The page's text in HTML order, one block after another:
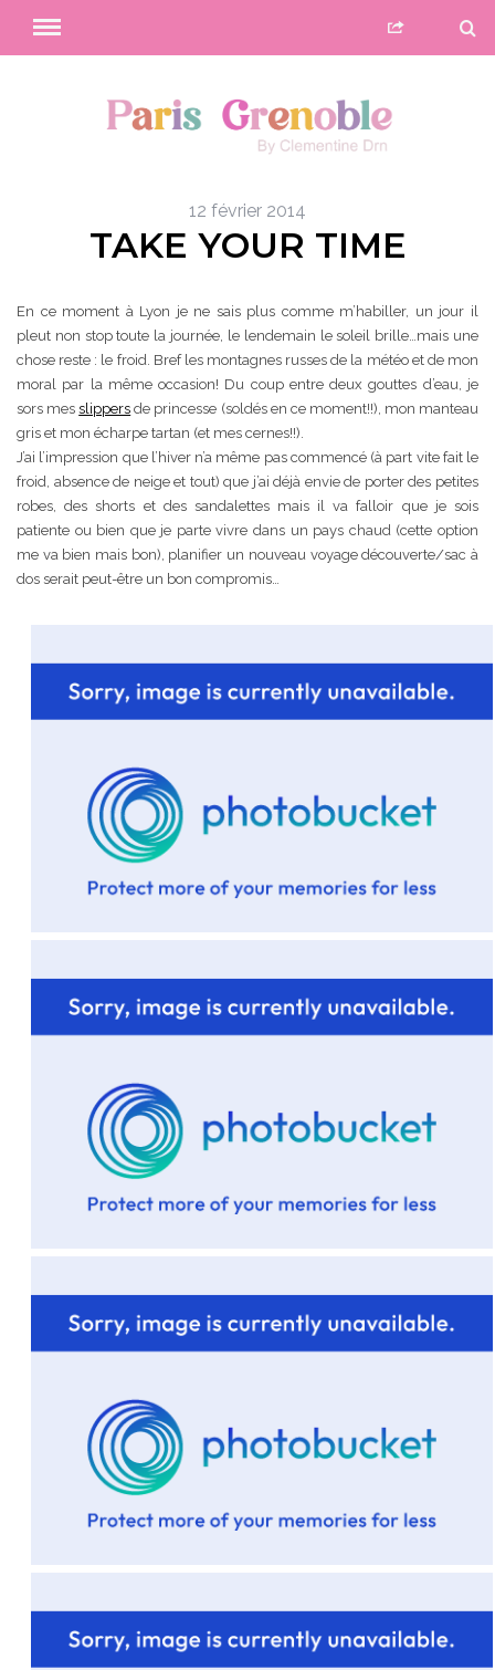
12 février 2014
TAKE YOUR TIME
En ce moment à Lyon je ne sais plus comme m’habiller, un jour il
pleut non stop toute la journée, le lendemain le soleil brille…mais une
chose reste : le froid. Bref les montagnes russes de la météo et de mon
moral par la même occasion! Du coup entre deux gouttes d’eau, je
sors messlippers de princesse (soldés en ce moment!!), mon manteau
gris et mon écharpe tartan (et mes cernes!!).
J’ai l’impression que l’hiver n’a même pas commencé (à part vite fait le
froid, absence de neige et tout) que j’ai déjà envie de porter des petites
robes, des shorts et des sandalettes mais il va falloir que je sois
patiente ou bien que je parte vivre dans un pays chaud (cette option
me va bien mais bon), planifier un nouveau voyage découverte/sac à
dos serait peut-être un bon compromis…